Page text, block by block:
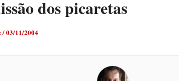
dos picaretas
/03/11/2004